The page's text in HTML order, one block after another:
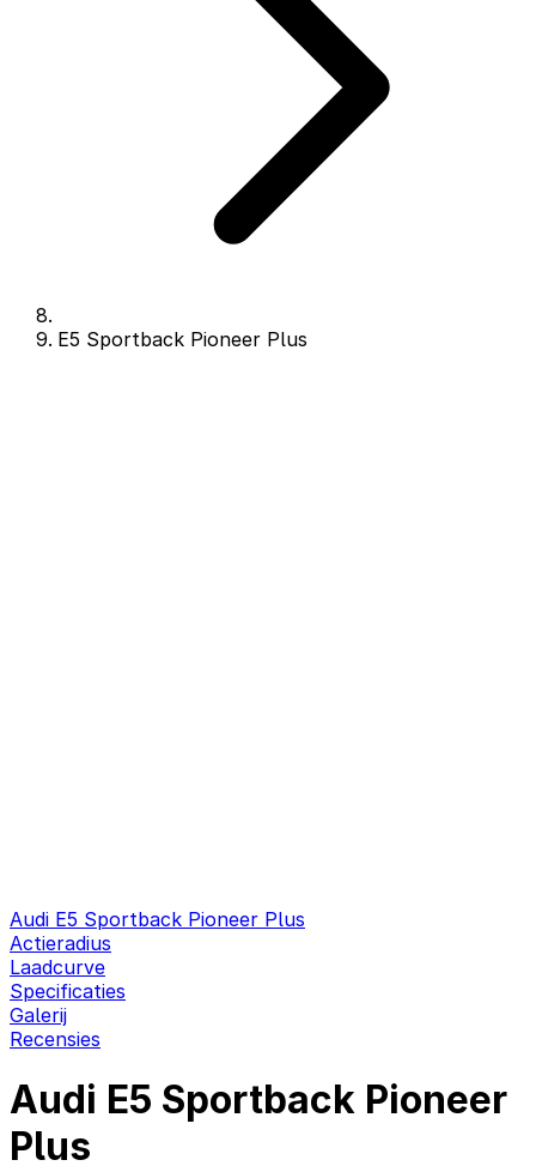
E5 Sportback Pioneer Plus
Audi E5 Sportback Pioneer Plus
Actieradius
Laadcurve
Specificaties
Galerij
Recensies
Audi E5 Sportback Pioneer
Plus